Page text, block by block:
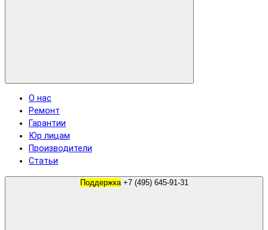
О нас
Ремонт
Гарантии
Юр лицам
Производители
Статьи
Поддержка